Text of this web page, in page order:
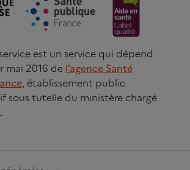
est un service qui dépend
mai 2016 de l’agence Santé
, établissement public
sous tutelle du ministère chargé